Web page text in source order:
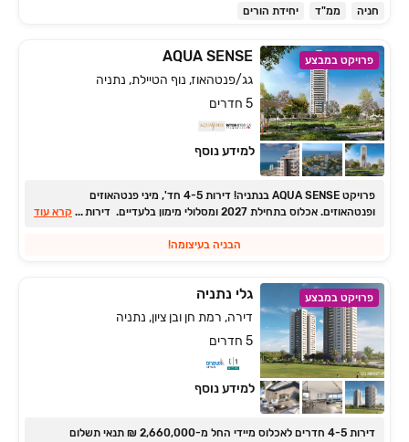
חניה ממ"ד יחידת הורים
פרויקט במבצע AQUA SENSE
גג/פנטהאוז, נוף הטיילת, נתניה
5 חדרים
למידע נוסף
פרויקט AQUA SENSE בנתניה! דירות 4-5 חד', מיני פנטהאוזים
ופנטהאוזים. אכלוס בתחילת 2027 ומסלולי מימון בלעדיים. דירות 5 חדרים... קרא עוד
הבניה בעיצומה!
פרויקט במבצע גלי נתניה
דירה, רמת חן ובן ציון, נתניה
5 חדרים
למידע נוסף
דירות ‏4-5 חדרים לאכלוס מיידי החל מ‏-2,660,000 ‏₪ תנאי תשלום